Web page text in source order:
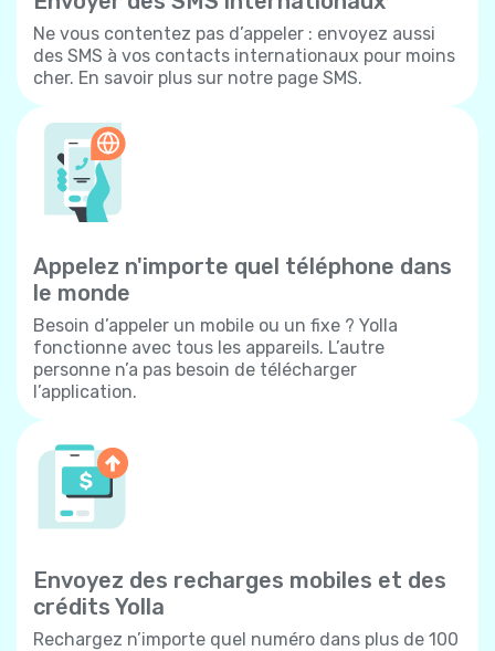
Ne vous contentez pas d’appeler : envoyez aussi
des SMS à vos contacts internationaux pour moins
cher. En savoir plus sur notre page SMS.
Appelez n'importe quel téléphone dans
le monde
Besoin d’appeler un mobile ou un fixe ? Yolla
fonctionne avec tous les appareils. L’autre
personne n’a pas besoin de télécharger
l’application.
Envoyez des recharges mobiles et des
crédits Yolla
Rechargez n’importe quel numéro dans plus de 100